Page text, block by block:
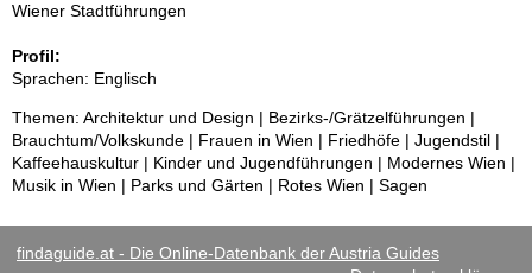
Wiener Stadtführungen
Profil:
Sprachen: Englisch
Themen: Architektur und Design | Bezirks-/Grätzelführungen |
Brauchtum/Volkskunde | Frauen in Wien | Friedhöfe | Jugendstil |
Kaffeehauskultur | Kinder und Jugendführungen | Modernes Wien |
Musik in Wien | Parks und Gärten | Rotes Wien | Sagen
findaguide.at - Die Online-Datenbank der Austria Guides